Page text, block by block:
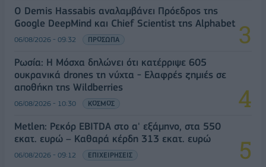
Ο Demis Hassabis αναλαμβάνει Πρόεδρος της
Google DeepMind και Chief Scientist της Alphabet
06/08/2026 - 09:32 ΠΡΟΣΩΠΑ
Ρωσία: Η Μόσχα δηλώνει ότι κατέρριψε 605
ουκρανικά drones τη νύχτα - Ελαφρές ζημιές σε
αποθήκη της Wildberries
06/08/2026 - 10:30 ΚΟΣΜΟΣ
Metlen: Ρεκόρ EBITDA στο α' εξάμηνο, στα 550
εκατ. ευρώ – Καθαρά κέρδη 313 εκατ. ευρώ
06/08/2026 - 09:12 ΕΠΙΧΕΙΡΗΣΕΙΣ